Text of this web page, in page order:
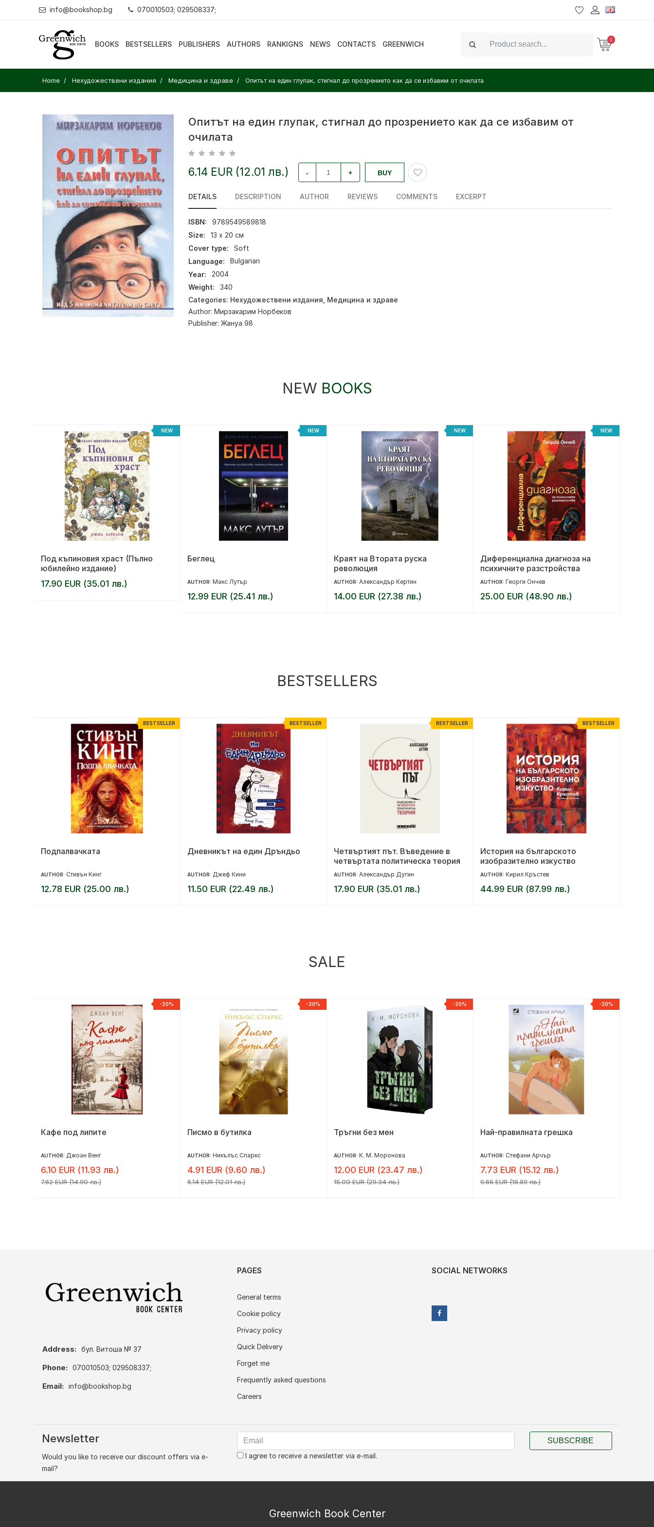
info@bookshop.bg 070010503; 029508337;
BOOKS BESTSELLERS PUBLISHERS AUTHORS RANKIGNS NEWS CONTACTS GREENWICH
Search
0
Home Нехудожествени издания Медицина и здраве Опитът на един глупак, стигнал до прозрението как да се избавим от очилата
Опитът на един глупак, стигнал до прозрението как да се избавим от
очилата
6.14 EUR (12.01 лв.) - + BUY
DETAILS DESCRIPTION AUTHOR REVIEWS COMMENTS EXCERPT
ISBN:
9789549589818
Size:
13 х 20 см
Cover type:
Soft
Language:
Bulgarian
Year:
2004
Weight:
340
Categories: Нехудожествени издания Медицина и здраве
Author: Мирзакарим Норбеков
Publisher: Жануа 98
NEW BOOKS
NEW
Под къпиновия храст (Пълно
юбилейно издание)
17.90 EUR (35.01 лв.)
NEW
Беглец
AUTHOR: Макс Лутър
12.99 EUR (25.41 лв.)
NEW
Краят на Втората руска
революция
AUTHOR: Александър Кертин
14.00 EUR (27.38 лв.)
NEW
Диференциална диагноза на
психичните разстройства
AUTHOR: Георги Ончев
25.00 EUR (48.90 лв.)
BESTSELLERS
BESTSELLER
Подпалвачката
AUTHOR: Стивън Кинг
12.78 EUR (25.00 лв.)
BESTSELLER
Дневникът на един Дръндьо
AUTHOR: Джеф Кини
11.50 EUR (22.49 лв.)
BESTSELLER
Четвъртият път. Въведение в
четвъртата политическа теория
AUTHOR: Александър Дугин
17.90 EUR (35.01 лв.)
BESTSELLER
История на българското
изобразително изкуство
AUTHOR: Кирил Кръстев
44.99 EUR (87.99 лв.)
SALE
-20%
Кафе под липите
AUTHOR: Джоан Венг
6.10 EUR (11.93 лв.)
7.62 EUR (14.90 лв.)
-20%
Писмо в бутилка
AUTHOR: Никълъс Спаркс
4.91 EUR (9.60 лв.)
6.14 EUR (12.01 лв.)
-20%
Тръгни без мен
AUTHOR: К. М. Моронова
12.00 EUR (23.47 лв.)
15.00 EUR (29.34 лв.)
-20%
Най-правилната грешка
AUTHOR: Стефани Арчър
7.73 EUR (15.12 лв.)
9.66 EUR (18.89 лв.)
Address: бул. Витоша № 37
Phone: 070010503; 029508337;
Email: info@bookshop.bg
PAGES
General terms
Cookie policy
Privacy policy
Quick Delivery
Forget me
Frequently asked questions
Careers
SOCIAL NETWORKS
Newsletter
Would you like to receive our discount offers via e-
mail?
I agree to receive a newsletter via e-mail.
SUBSCRIBE
Greenwich Book Center